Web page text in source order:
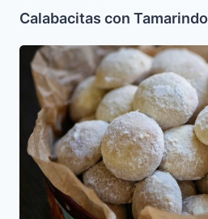
Calabacitas con Tamarindo
Galletas
Macarronas